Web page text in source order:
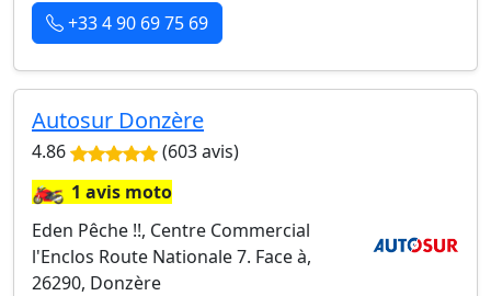
+33 4 90 69 75 69
Autosur Donzère
4.86 (603 avis)
🏍️1 avis moto
Eden Pêche !!, Centre Commercial
l'Enclos Route Nationale 7. Face à,
26290, Donzère